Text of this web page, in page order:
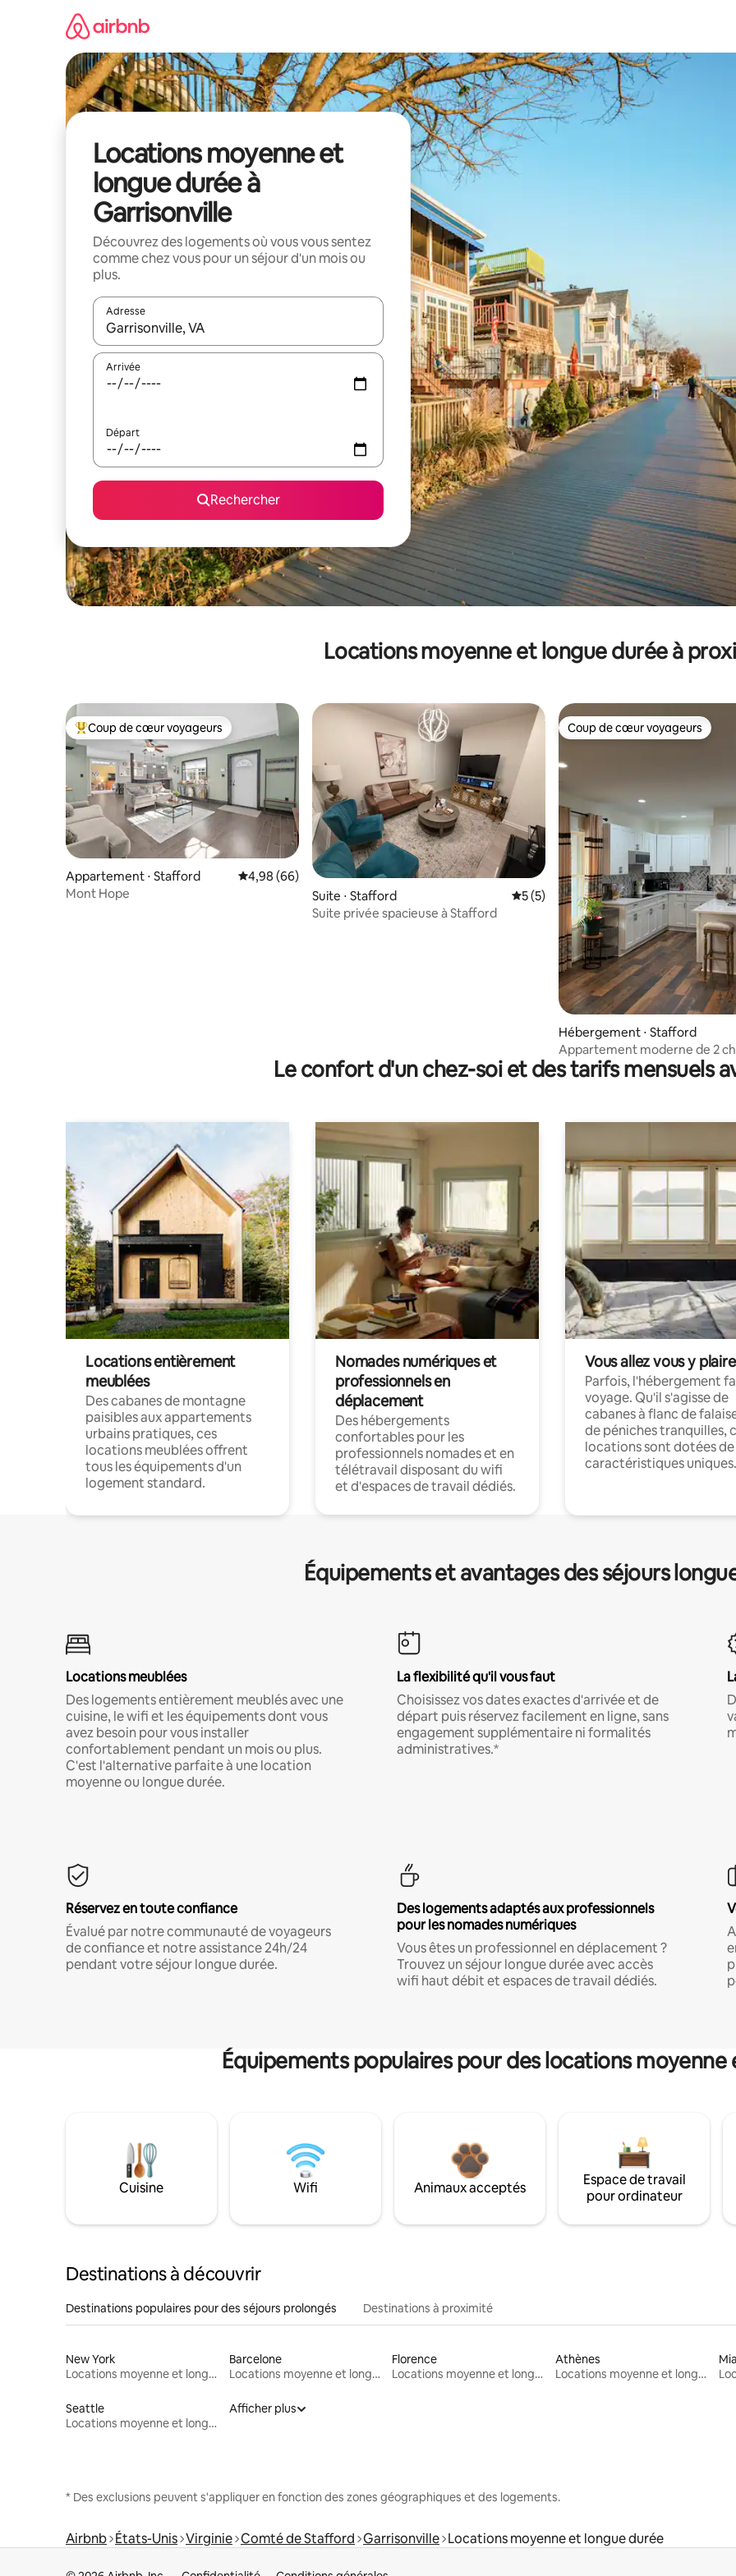
Locations moyenne et
longue durée à
Garrisonville
Découvrez des logements où vous vous sentez
comme chez vous pour un séjour d'un mois ou
plus.
Adresse
Lorsque les résultats s'affichent, utilisez les flèches vers le haut et vers le bas pour les parcourir ou en appuyant et en
Arrivée
Départ
Rechercher
Locations moyenne et longue durée à
Coups de cœur voyageurs les plus appréciés
Coup de cœur voyageurs
Appartement ⋅ Stafford Évaluation moyenne sur la base de 66 commentaires : 4,98 sur 5
4,98 (66)
Mont Hope
Suite ⋅ Stafford Évaluation moyenne sur la base de 5
5 (5)
Suite privée spacieuse à Stafford
Coup de cœur voyageurs
Coup de cœur voyageurs
Hébergement ⋅ Stafford
Appartement moderne de 2
et 1 salle de bain Appartement
sol avec cuisine complète
Le confort d'un chez-soi et des tarifs mensuels
Locations entièrement
meublées
Des cabanes de montagne
paisibles aux appartements
urbains pratiques, ces
locations meublées offrent
tous les équipements d'un
logement standard.
Nomades numériques et
professionnels en
déplacement
Des hébergements
confortables pour les
professionnels nomades et en
télétravail disposant du wifi
et d'espaces de travail dédiés.
Vous allez vous y plaire
Parfois, l'hébergement
voyage. Qu'il s'agisse de
cabanes à flanc de
de péniches tranquilles,
locations sont dotées de
caractéristiques uniques.
Équipements et avantages des séjours
Locations meublées
Des logements entièrement meublés avec une
cuisine, le wifi et les équipements dont vous
avez besoin pour vous installer
confortablement pendant un mois ou plus.
C'est l'alternative parfaite à une location
moyenne ou longue durée.
La flexibilité qu'il vous faut
Choisissez vos dates exactes d'arrivée et de
départ puis réservez facilement en ligne, sans
engagement supplémentaire ni formalités
administratives.*
Réservez en toute confiance
Évalué par notre communauté de voyageurs
de confiance et notre assistance 24h/24
pendant votre séjour longue durée.
Des logements adaptés aux professionnels
pour les nomades numériques
Vous êtes un professionnel en déplacement ?
Trouvez un séjour longue durée avec accès
wifi haut débit et espaces de travail dédiés.
Équipements populaires pour des locations
Cuisine Wifi Animaux acceptés
Espace de travail
pour ordinateur
Destinations à découvrir
Destinations populaires pour des séjours prolongés Destinations à proximité
New York
Locations moyenne et longue durée
Barcelone
Locations moyenne et longue durée
Florence
Locations moyenne et longue durée
Athènes
Locations moyenne et longue durée
Seattle
Locations moyenne et longue durée
Afficher plus
* Des exclusions peuvent s'appliquer en fonction des zones géographiques et des logements.
Airbnb États-Unis Virginie Comté de Stafford Garrisonville Locations moyenne et longue durée